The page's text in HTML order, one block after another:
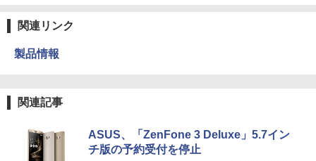
関連リンク
製品情報
関連記事
ASUS、「ZenFone 3 Deluxe」5.7イン
チ版の予約受付を停止